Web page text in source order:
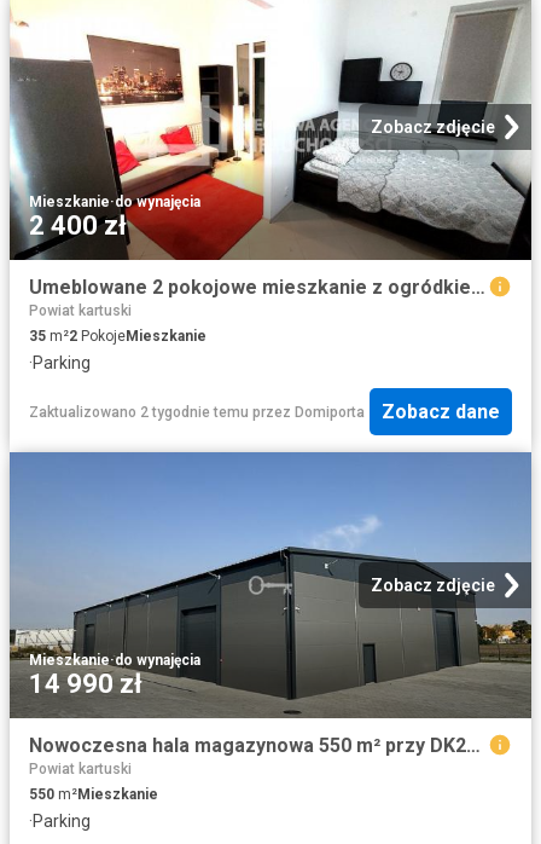
Zobacz zdjęcie
Mieszkanie·do wynajęcia
2 400 zł
Umeblowane 2 pokojowe mieszkanie z ogródkiem polecam
Powiat kartuski
35 m²2 PokojeMieszkanie
·Parking
Zaktualizowano 2 tygodnie temu przez Domiporta Zobacz dane
Zobacz zdjęcie
Mieszkanie·do wynajęcia
14 990 zł
Nowoczesna hala magazynowa 550 m² przy DK20 wysoki standard
Powiat kartuski
550 m²Mieszkanie
·Parking